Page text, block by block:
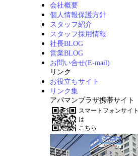
会社概要
個人情報保護方針
スタッフ紹介
スタッフ採用情報
社長BLOG
営業BLOG
お問い合せ(E-mail)
リンク
お役立ちサイト
リンク集
アパマンプラザ携帯サイト
スマートフォンサイト
は
こちら